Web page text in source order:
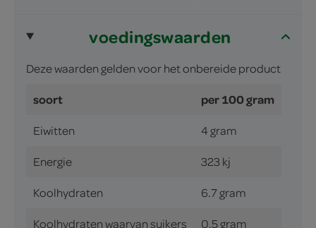
voedingswaarden
Deze waarden gelden voor het onbereide product
soort per 100 gram
Eiwitten 4 gram
Energie 323 kj
Koolhydraten 6.7 gram
Koolhydraten waarvan suikers 0.5 gram